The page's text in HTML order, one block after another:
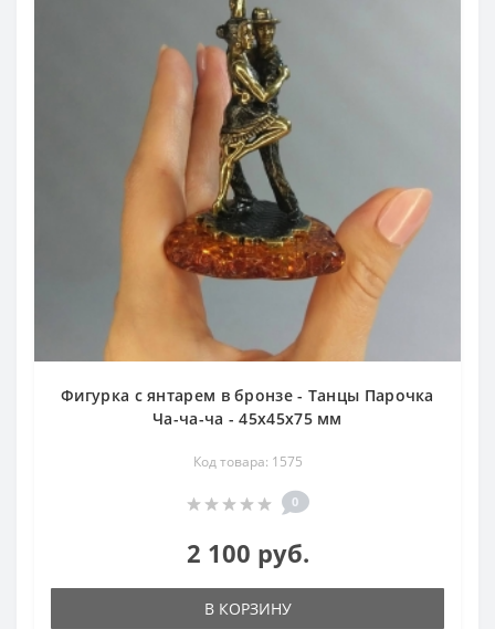
Фигурка с янтарем в бронзе - Танцы Парочка
Ча-ча-ча - 45х45х75 мм
Код товара: 1575
0
2 100 руб.
В КОРЗИНУ